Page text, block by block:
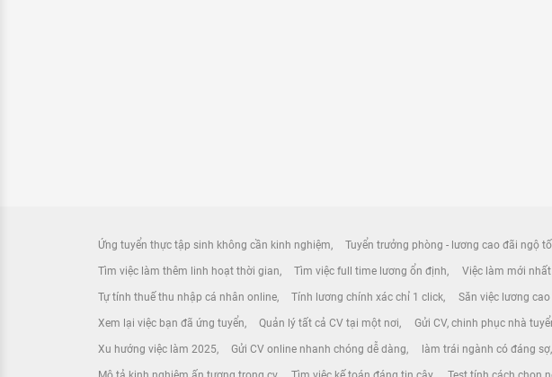
Ứng tuyển thực tập sinh không cần kinh nghiệm Tuyển trưởng phòng - lương cao đãi ngộ
Tìm việc làm thêm linh hoạt thời gian Tìm việc full time lương ổn định Việc làm mới
Tự tính thuế thu nhập cá nhân online Tính lương chính xác chỉ 1 click Săn việc lương
Xem lại việc bạn đã ứng tuyển Quản lý tất cả CV tại một nơi Gửi CV, chinh phục nhà
Xu hướng việc làm 2025 Gửi CV online nhanh chóng dễ dàng làm trái ngành có đáng sợ